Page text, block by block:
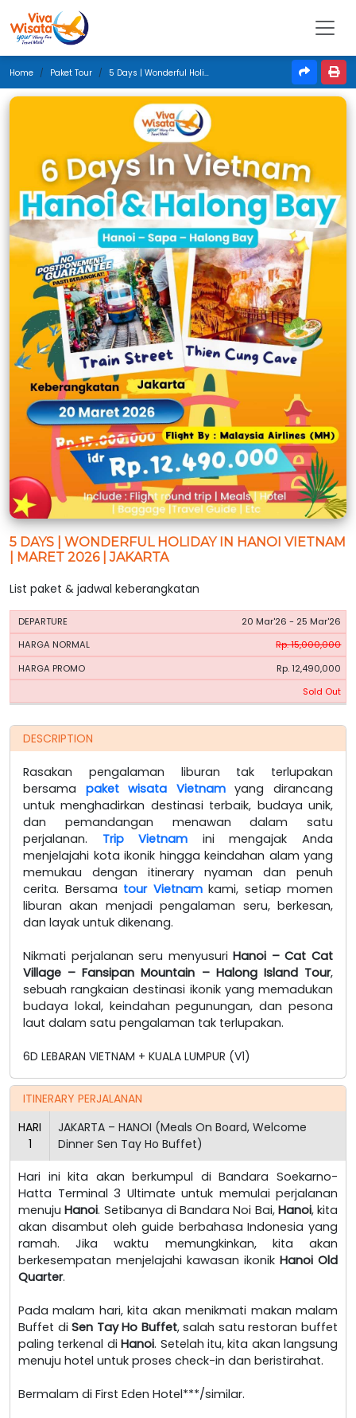
Home Paket Tour 5 Days | Wonderful Holiday In Hanoi Vietnam | Maret 2026 | Jakarta
5 DAYS | WONDERFUL HOLIDAY IN HANOI VIETNAM
| MARET 2026 | JAKARTA
List paket & jadwal keberangkatan
PERIODE
HARGA
20 Mar'26 - 25 Mar'26
Rp. 15,000,000
Rp. 12,490,000
Sold Out
DESCRIPTION
Rasakan pengalaman liburan tak terlupakan
bersama paket wisata Vietnamyang dirancang
untuk menghadirkan destinasi terbaik, budaya unik,
dan pemandangan menawan dalam satu
perjalanan. Trip Vietnam ini mengajak Anda
menjelajahi kota ikonik hingga keindahan alam yang
memukau dengan itinerary nyaman dan penuh
cerita. Bersama tour Vietnamkami, setiap momen
liburan akan menjadi pengalaman seru, berkesan,
dan layak untuk dikenang.
Nikmati perjalanan seru menyusuriHanoi – Cat Cat
Village – Fansipan Mountain – Halong Island Tour,
sebuah rangkaian destinasi ikonik yang memadukan
budaya lokal, keindahan pegunungan, dan pesona
laut dalam satu pengalaman tak terlupakan.
6D LEBARAN VIETNAM + KUALA LUMPUR (V1)
ITINERARY PERJALANAN
HARI
1
JAKARTA – HANOI (Meals On Board, Welcome
Dinner Sen Tay Ho Buffet)
Hari ini kita akan berkumpul di Bandara Soekarno-
Hatta Terminal 3 Ultimate untuk memulai perjalanan
menujuHanoi. Setibanya di Bandara Noi Bai, Hanoi, kita
akan disambut oleh guide berbahasa Indonesia yang
ramah. Jika waktu memungkinkan, kita akan
berkesempatan menjelajahi kawasan ikonik Hanoi Old
Quarter.
Pada malam hari, kita akan menikmati makan malam
Buffet diSen Tay Ho Buffet, salah satu restoran buffet
paling terkenal diHanoi. Setelah itu, kita akan langsung
menuju hotel untuk proses check-in dan beristirahat.
Bermalam di First Eden Hotel***/similar.